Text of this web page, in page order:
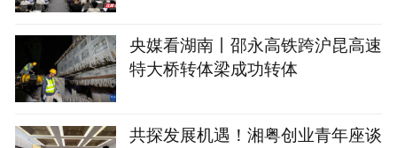
央媒看湖南丨邵永高铁跨沪昆高速
特大桥转体梁成功转体
共探发展机遇！湘粤创业青年座谈